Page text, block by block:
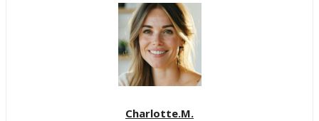
Charlotte.M.